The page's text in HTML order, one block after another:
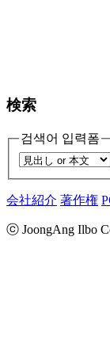
検索
검색어 입력폼
会社紹介 著作権
ⓒ JoongAng Ilbo